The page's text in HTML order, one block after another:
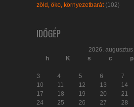
zöld, öko, környezetbarát (102)
IDŐGÉP
2026. augusztus
h
K s c p
3
4 5 6 7
10
11 12 13 14
17
18 19 20 21
24
25 26 27 28